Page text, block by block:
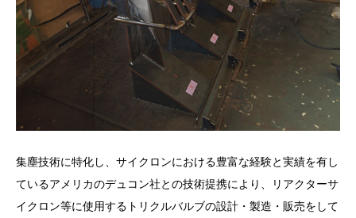
集塵技術に特化し、サイクロンにおける豊富な経験と実績を有し
ているアメリカのデュコン社との技術提携により、リアクターサ
イクロン等に使用するトリクルバルブの設計・製造・販売をして